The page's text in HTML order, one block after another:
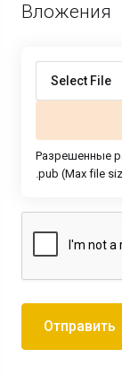
Вложения
Select File
Разрешенные
.pub (Max file